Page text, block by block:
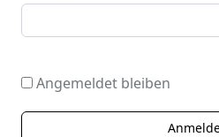
Angemeldet bleiben